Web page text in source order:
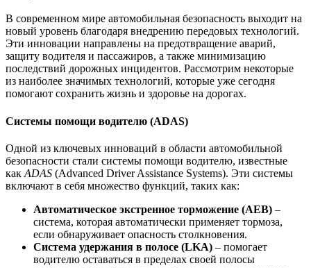
В современном мире автомобильная безопасность выходит на
новый уровень благодаря внедрению передовых технологий.
Эти инновации направлены на предотвращение аварий,
защиту водителя и пассажиров, а также минимизацию
последствий дорожных инцидентов. Рассмотрим некоторые
из наиболее значимых технологий, которые уже сегодня
помогают сохранить жизнь и здоровье на дорогах.
Системы помощи водителю (ADAS)
Одной из ключевых инноваций в области автомобильной
безопасности стали системы помощи водителю, известные
как ADAS (Advanced Driver Assistance Systems). Эти системы
включают в себя множество функций, таких как:
Автоматическое экстренное торможение (AEB) –
система, которая автоматически применяет тормоза,
если обнаруживает опасность столкновения.
Система удержания в полосе (LKA) – помогает
водителю оставаться в пределах своей полосы